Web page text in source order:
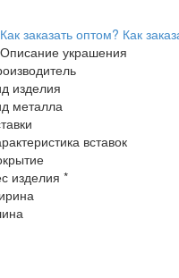
Как заказать оптом? Как
Описание украшения
изделия
металла
вставок
изделия *